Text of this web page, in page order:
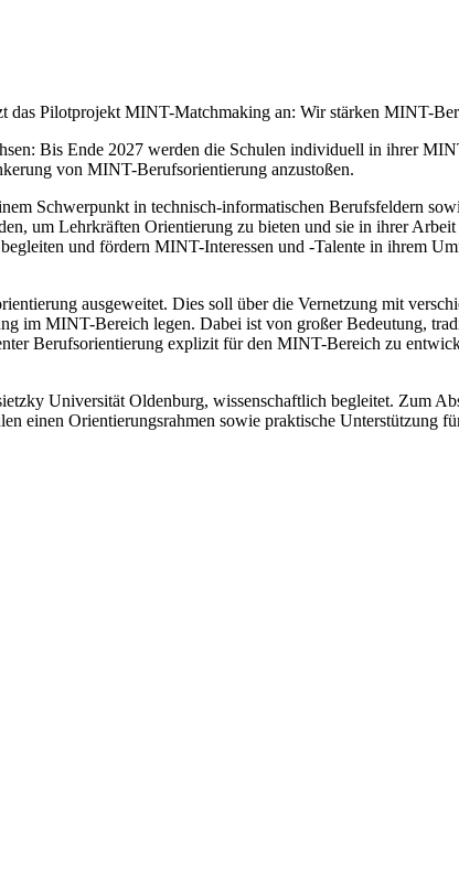
das Pilotprojekt MINT-Matchmaking an: Wir stärken MINT-
Bis Ende 2027 werden die Schulen individuell in ihrer
von MINT-Berufsorientierung anzustoßen.
Schwerpunkt in technisch-informatischen Berufsfeldern
um Lehrkräften Orientierung zu bieten und sie in ihrer
und fördern MINT-Interessen und -Talente in ihrem
ausgeweitet. Dies soll über die Vernetzung mit
im MINT-Bereich legen. Dabei ist von großer Bedeutung,
Berufsorientierung explizit für den MINT-Bereich zu
Universität Oldenburg, wissenschaftlich begleitet. Zum
einen Orientierungsrahmen sowie praktische Unterstützung